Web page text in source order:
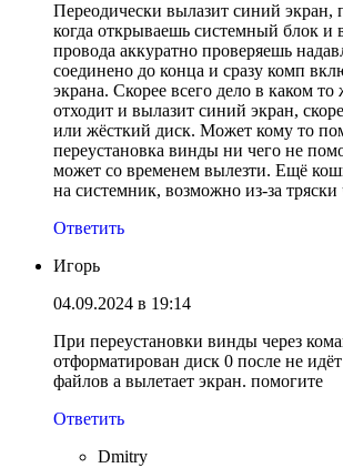
Переодически вылазит синий экран,
когда открываешь системный блок и
провода аккуратно проверяешь
соединено до конца и сразу комп
экрана. Скорее всего дело в каком то
отходит и вылазит синий экран,
или жёсткий диск. Может кому то
переустановка винды ни чего не
может со временем вылезти. Ещё
на системник, возможно из-за тряски
Ответить
Игорь
04.09.2024 в 19:14
При переустановки винды через
отформатирован диск 0 после не
файлов а вылетает экран. помогите
Ответить
Dmitry